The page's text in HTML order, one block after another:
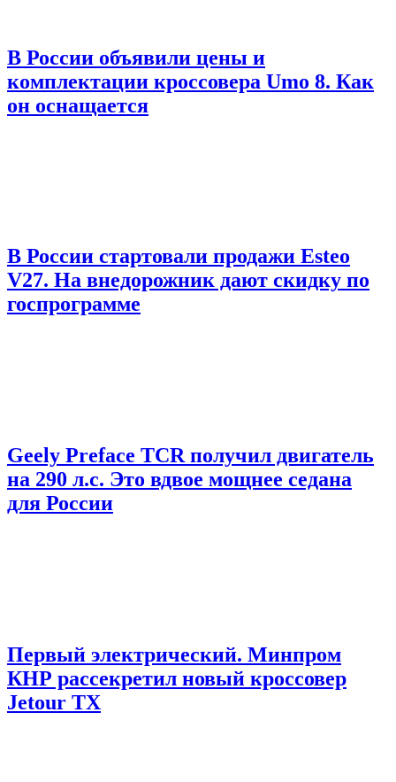
В России объявили цены и
комплектации кроссовера Umo 8. Как
он оснащается
В России стартовали продажи Esteo
V27. На внедорожник дают скидку по
госпрограмме
Geely Preface TCR получил двигатель
на 290 л.с. Это вдвое мощнее седана
для России
Первый электрический. Минпром
КНР рассекретил новый кроссовер
Jetour TX